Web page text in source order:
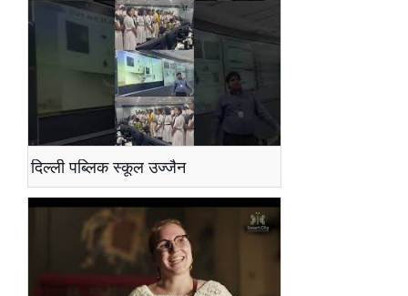
दिल्ली पब्लिक स्कूल उज्जैन